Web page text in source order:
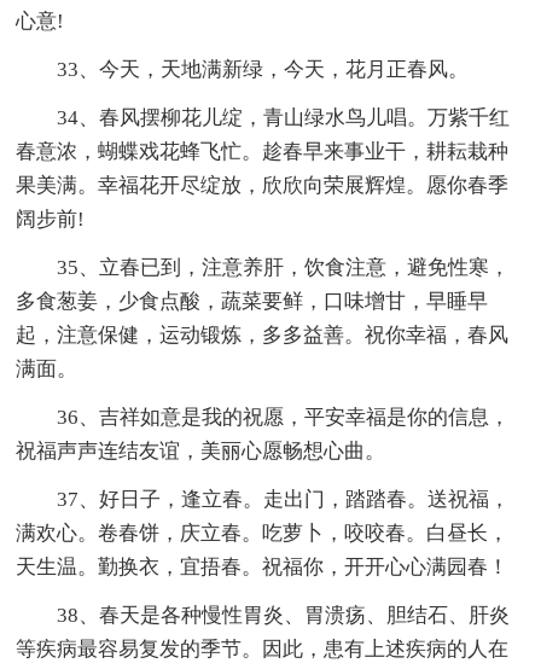
心意!
33、今天，天地满新绿，今天，花月正春风。
34、春风摆柳花儿绽，青山绿水鸟儿唱。万紫千红
春意浓，蝴蝶戏花蜂飞忙。趁春早来事业干，耕耘栽种
果美满。幸福花开尽绽放，欣欣向荣展辉煌。愿你春季
阔步前!
35、立春已到，注意养肝，饮食注意，避免性寒，
多食葱姜，少食点酸，蔬菜要鲜，口味增甘，早睡早
起，注意保健，运动锻炼，多多益善。祝你幸福，春风
满面。
36、吉祥如意是我的祝愿，平安幸福是你的信息，
祝福声声连结友谊，美丽心愿畅想心曲。
37、好日子，逢立春。走出门，踏踏春。送祝福，
满欢心。卷春饼，庆立春。吃萝卜，咬咬春。白昼长，
天生温。勤换衣，宜捂春。祝福你，开开心心满园春！
38、春天是各种慢性胃炎、胃溃疡、胆结石、肝炎
等疾病最容易复发的季节。因此，患有上述疾病的人在